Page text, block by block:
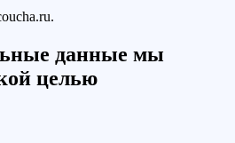
данные мы
целью